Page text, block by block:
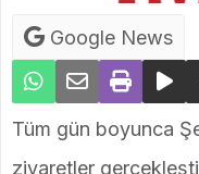
Google News
Tüm gün boyunca
ziyaretler